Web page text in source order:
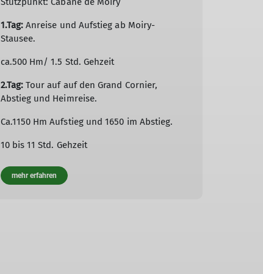
1.Tag:Anreise und Aufstieg ab Moiry-
Stausee.
ca.500 Hm/ 1.5 Std. Gehzeit
2.Tag:Tour auf auf den Grand Cornier,
Abstieg und Heimreise.
Ca.1150 Hm Aufstieg und 1650 im Abstieg.
10 bis 11 Std. Gehzeit
mehr erfahren